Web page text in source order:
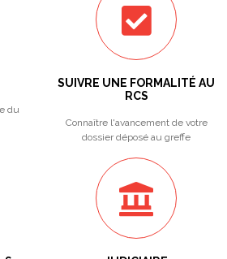
du
SUIVRE UNE FORMALITÉ AU
RCS
Connaître l'avancement de votre
dossier déposé au greffe